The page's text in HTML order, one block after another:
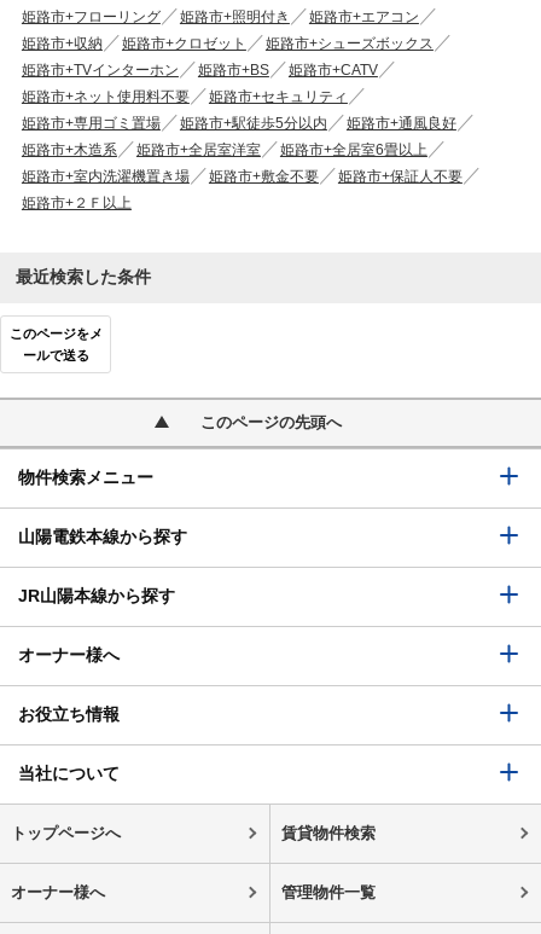
姫路市+フローリング
姫路市+照明付き
姫路市+エアコン
姫路市+収納
姫路市+クロゼット
姫路市+シューズボックス
姫路市+TVインターホン
姫路市+BS
姫路市+CATV
姫路市+ネット使用料不要
姫路市+セキュリティ
姫路市+専用ゴミ置場
姫路市+駅徒歩5分以内
姫路市+通風良好
姫路市+木造系
姫路市+全居室洋室
姫路市+全居室6畳以上
姫路市+室内洗濯機置き場
姫路市+敷金不要
姫路市+保証人不要
姫路市+２Ｆ以上
最近検索した条件
このページをメ
ールで送る
このページの先頭へ
物件検索メニュー
山陽電鉄本線から探す
JR山陽本線から探す
オーナー様へ
お役立ち情報
当社について
トップページへ 賃貸物件検索
オーナー様へ 管理物件一覧